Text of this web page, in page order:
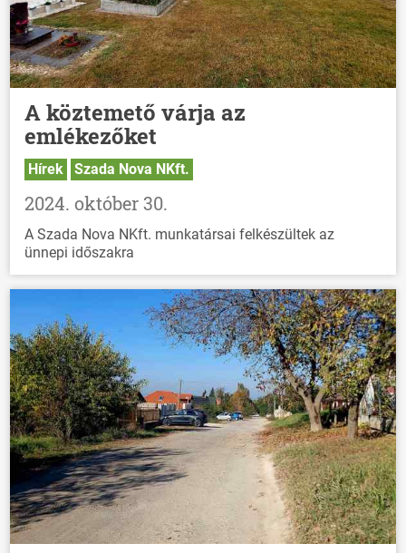
A köztemető várja az
emlékezőket
Hírek Szada Nova NKft.
2024. október 30.
A Szada Nova NKft. munkatársai felkészültek az
ünnepi időszakra